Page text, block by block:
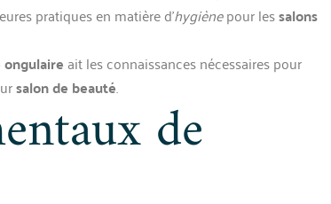
pratiques en matière d’hygiènepour lessalons
ait les connaissances nécessaires pour
salon de beauté. de